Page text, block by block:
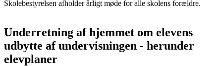
Skolebestyrelsen afholder årligt møde for alle skolens forældre.
Underretning af hjemmet om elevens
udbytte af undervisningen - herunder
elevplaner